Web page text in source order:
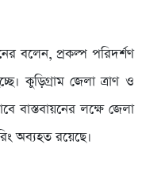
বলেন, প্রকল্প পরিদর্শণ
কুড়িগ্রাম জেলা ত্রাণ ও
বাস্তবায়নের লক্ষে জেলা
অব্যহত রয়েছে।